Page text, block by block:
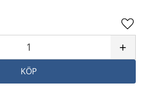
+
KÖP